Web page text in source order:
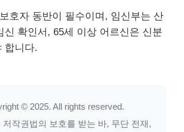
호자 동반이 필수이며, 임신부는 산
신 확인서, 65세 이상 어르신은 신분
합니다.
© 2025. All rights reserved.
저작권법의 보호를 받는 바, 무단 전재,